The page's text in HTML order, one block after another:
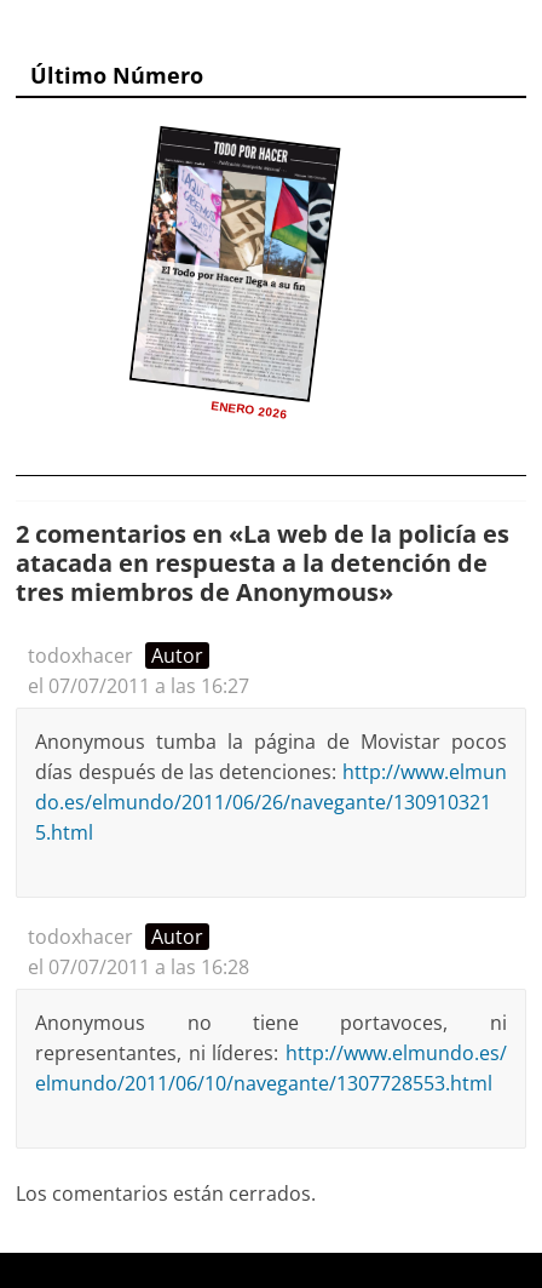
Último Número
ENERO 2026
2 comentarios en «La web de la policía es
atacada en respuesta a la detención de
tres miembros de Anonymous»
todoxhacer
Autor
el 07/07/2011 a las 16:27
Anonymous tumba la página de Movistar pocos
días después de las detenciones: http://www.elmun
do.es/elmundo/2011/06/26/navegante/130910321
5.html
todoxhacer
Autor
el 07/07/2011 a las 16:28
Anonymous no tiene portavoces, ni
representantes, ni líderes: http://www.elmundo.es/
elmundo/2011/06/10/navegante/1307728553.html
Los comentarios están cerrados.